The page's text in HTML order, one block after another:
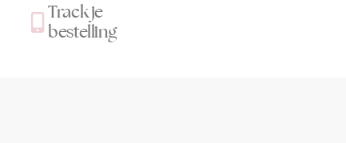
Track je
bestelling